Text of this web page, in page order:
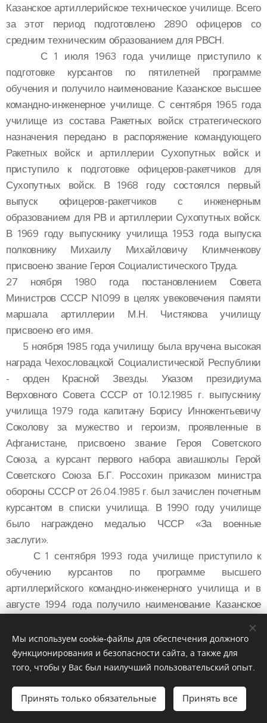
Казанское артиллерийское техническое училище. Всего
за этот период подготовлено 2890 офицеров со
средним техническим образованием для РВСН.
С 1 июля 1963 года училище приступило к
подготовке курсантов по пятилетней программе
обучения и получило наименование Казанское высшее
командно-инженерное училище. С сентября 1965 года
училище из состава Ракетных войск стратегического
назначения передано в распоряжение командующего
Ракетных войск и артиллерии Сухопутных войск и
приступило к подготовке офицеров-ракетчиков для
Сухопутных войск. В 1968 году состоялся первый
выпуск офицеров-ракетчиков с инженерным
образованием для РВ и артиллерии Сухопутных войск.
В 1969 году выпускнику училища 195З года выпуска
полковнику Михаилу Михайловичу Климченкову
присвоено звание Героя Социалистического Труда.
27 ноября 1980 года постановлением Совета
Министров СССР N1099 в целях увековечения памяти
маршала артиллерии М.Н. Чистякова училищу
присвоено его имя.
5 ноября 1985 года училищу была вручена высокая
награда Чехословацкой Социалистической Республики
- орден Красной Звезды. Указом президиума
Верховного Совета СССР от 10.12.1985 г. выпускнику
училища 1979 года капитану Борису Иннокентьевичу
Соколову за мужество и героизм, проявленные в
Афганистане, присвоено звание Героя Советского
Союза, а курсант первого набора авиашколы Герой
Советского Союза Б.Г. Россохин приказом министра
обороны СССР от 26.04.1985 г. был зачислен почетным
курсантом в списки училища. В 1990 году училище
было награждено медалью ЧССР «За военные
заслуги».
С 1 сентября 1993 года училище приступило к
обучению курсантов по программе высшего
артиллерийского командно-инженерного училища и в
августе 1994 года получило наименование Казанское
училище.
18 июня 1996 года состоялся последний, двадцать
девятый выпуск из училища офицеров-ракетчиков.
Всего за эти годы подготовлено более 6500 офицеров-
ракетчиков для Сухопутных войск. В июне 1998 года
Начать
Мы используем cookie-файлы для обеспечения должного
функционирования и безопасности сайта, а также для
того, чтобы у Вас был наилучший пользовательский опыт.
Принять только обязательные Принять все